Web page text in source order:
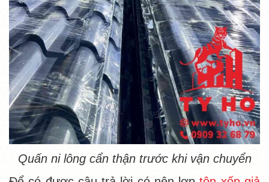
Quấn ni lông cẩn thận trước khi vận chuyển